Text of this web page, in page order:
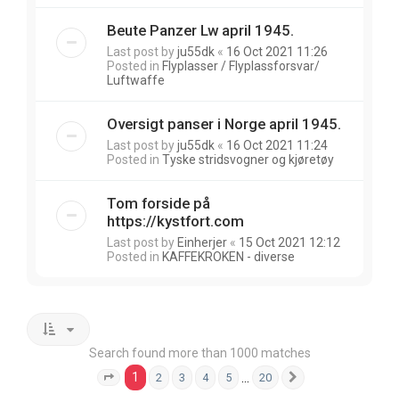
Beute Panzer Lw april 1945.
Last post byju55dk « 16 Oct 2021 11:26
Posted in Flyplasser / Flyplassforsvar/
Luftwaffe
Oversigt panser i Norge april 1945.
Last post byju55dk « 16 Oct 2021 11:24
Posted in Tyske stridsvogner og kjøretøy
Tom forside på
https://kystfort.com
Last post by Einherjer « 15 Oct 2021 12:12
Posted in KAFFEKROKEN - diverse
Search found more than 1000 matches
Page 1 of 20
1 2 3 4 5 20